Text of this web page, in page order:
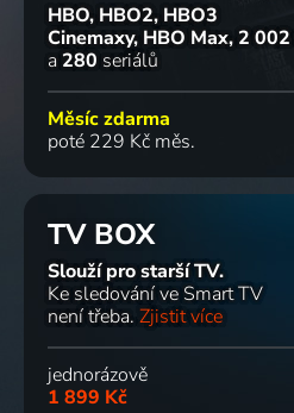
HBO, HBO2, HBO3
Cinemaxy, HBO Max 2 002
a 280 seriálů
Měsíc zdarma
poté 229 Kč měs.
TV BOX
Slouží pro starší TV.
Ke sledování ve Smart TV
není třeba. Zjistit více
jednorázově
1 899 Kč